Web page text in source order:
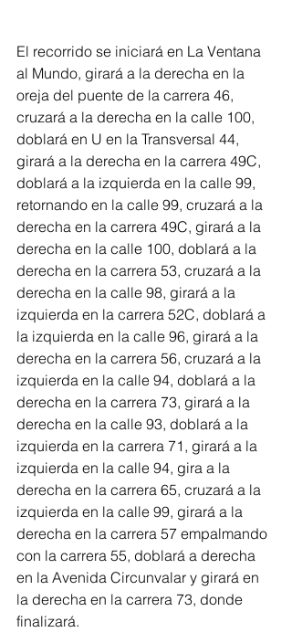
El recorrido se iniciará en La Ventana
al Mundo, girará a la derecha en la
oreja del puente de la carrera 46,
cruzará a la derecha en la calle 100,
doblará en U en la Transversal 44,
girará a la derecha en la carrera 49C,
doblará a la izquierda en la calle 99,
retornando en la calle 99, cruzará a la
derecha en la carrera 49C, girará a la
derecha en la calle 100, doblará a la
derecha en la carrera 53, cruzará a la
derecha en la calle 98, girará a la
izquierda en la carrera 52C, doblará a
la izquierda en la calle 96, girará a la
derecha en la carrera 56, cruzará a la
izquierda en la calle 94, doblará a la
derecha en la carrera 73, girará a la
derecha en la calle 93, doblará a la
izquierda en la carrera 71, girará a la
izquierda en la calle 94, gira a la
derecha en la carrera 65, cruzará a la
izquierda en la calle 99, girará a la
derecha en la carrera 57 empalmando
con la carrera 55, doblará a derecha
en la Avenida Circunvalar y girará en
la derecha en la carrera 73, donde
finalizará.